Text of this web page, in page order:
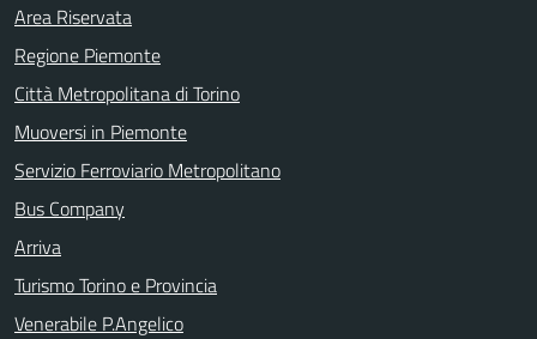
Area Riservata
Regione Piemonte
Città Metropolitana di Torino
Muoversi in Piemonte
Servizio Ferroviario Metropolitano
Bus Company
Arriva
Turismo Torino e Provincia
Venerabile P.Angelico